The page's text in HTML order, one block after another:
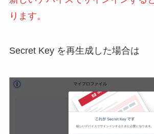
ります。
Secret Key を再生成した場合は